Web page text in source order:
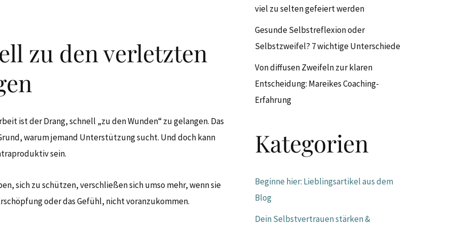
zu den verletzten
ist der Drang, schnell „zu den Wunden“ zu gelangen. Das
warum jemand Unterstützung sucht. Und doch kann
sein.
sich zu schützen, verschließen sich umso mehr, wenn sie
oder das Gefühl, nicht voranzukommen.
viel zu selten gefeiert werden
Gesunde Selbstreflexion oder
Selbstzweifel? 7 wichtige Unterschiede
Von diffusen Zweifeln zur klaren
Entscheidung: Mareikes Coaching-
Erfahrung
Kategorien
Beginne hier: Lieblingsartikel aus dem
Blog
Dein Selbstvertrauen stärken &